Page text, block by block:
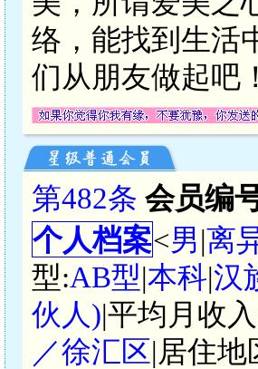
络，能找到生活
们从朋友做起吧
第482条 会员编
个人档案<男|离
型:AB型|本科|汉
伙人)|平均月收
／徐汇区|居住地